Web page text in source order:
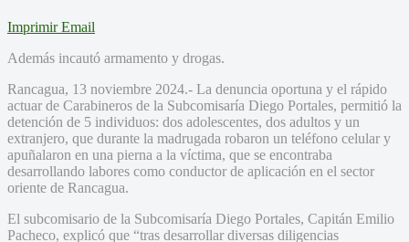
Imprimir Email
Además incautó armamento y drogas.
Rancagua, 13 noviembre 2024.- La denuncia oportuna y el rápido
actuar de Carabineros de la Subcomisaría Diego Portales, permitió la
detención de 5 individuos: dos adolescentes, dos adultos y un
extranjero, que durante la madrugada robaron un teléfono celular y
apuñalaron en una pierna a la víctima, que se encontraba
desarrollando labores como conductor de aplicación en el sector
oriente de Rancagua.
El subcomisario de la Subcomisaría Diego Portales, Capitán Emilio
Pacheco, explicó que “tras desarrollar diversas diligencias